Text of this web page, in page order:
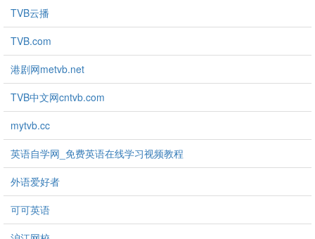
TVB云播
TVB.com
港剧网metvb.net
TVB中文网cntvb.com
mytvb.cc
英语自学网_免费英语在线学习视频教程
外语爱好者
可可英语